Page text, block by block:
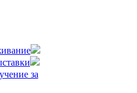
за